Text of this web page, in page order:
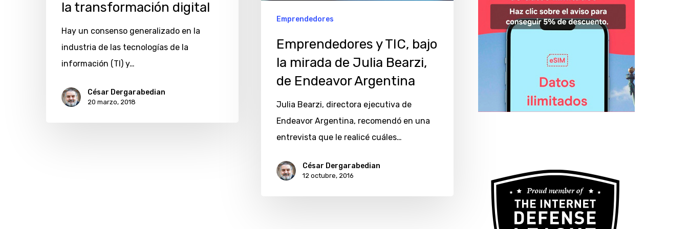
la transformación digital
Hay un consenso generalizado en la
industria de las tecnologías de la
información (TI) y…
César Dergarabedian
20 marzo, 2018
Emprendedores
Emprendedores y TIC, bajo
la mirada de Julia Bearzi,
de Endeavor Argentina
Julia Bearzi, directora ejecutiva de
Endeavor Argentina, recomendó en una
entrevista que le realicé cuáles…
César Dergarabedian
12 octubre, 2016